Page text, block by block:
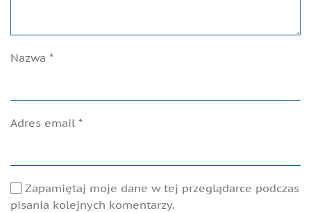
Nazwa *
Adres email *
Zapamiętaj moje dane w tej przeglądarce podczas
pisania kolejnych komentarzy.